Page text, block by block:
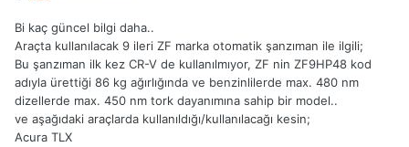
Bi kaç güncel bilgi daha..
Araçta kullanılacak 9 ileri ZF marka otomatik şanzıman ile ilgili;
Bu şanzıman ilk kez CR-V de kullanılmıyor, ZF nin ZF9HP48 kod
adıyla ürettiği 86 kg ağırlığında ve benzinlilerde max. 480 nm
dizellerde max. 450 nm tork dayanımına sahip bir model..
ve aşağıdaki araçlarda kullanıldığı/kullanılacağı kesin;
Acura TLX